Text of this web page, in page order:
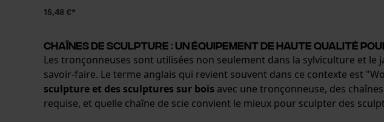
15,48 €*
Chaînes de sculpture : Un équipement de haute qualité
Les tronçonneuses sont utilisées non seulement dans la sylviculture et
savoir-faire. Le terme anglais qui revient souvent dans ce contexte est
sculpture et des sculptures sur bois avec une tronçonneuse, des
requise, et quelle chaîne de scie convient le mieux pour sculpter des